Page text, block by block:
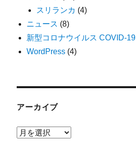
スリランカ (4)
ニュース (8)
新型コロナウイルス COVID-19
WordPress (4)
アーカイブ
ア